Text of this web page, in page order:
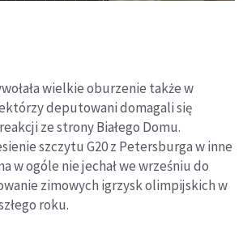
wielkie oburzenie także w
deputowani domagali się
ze strony Białego Domu.
szczytu G20 z Petersburga w inne
w ogóle nie jechał we wrześniu do
zimowych igrzysk olimpijskich w
roku.